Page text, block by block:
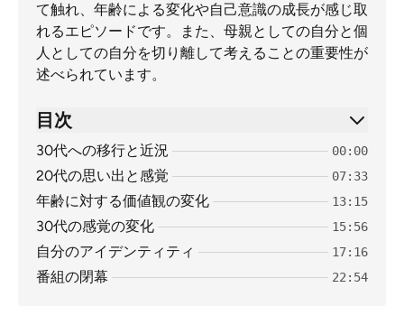
て触れ、年齢による変化や自己意識の成長が感じ取
れるエピソードです。また、母親としての自分と個
人としての自分を切り離して考えることの重要性が
述べられています。
目次
30代への移行と近況 00:00
20代の思い出と感覚 07:33
年齢に対する価値観の変化 13:15
30代の感覚の変化 15:56
自分のアイデンティティ 17:16
番組の閉幕 22:54